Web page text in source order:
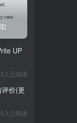
UP
人已阅读
价(更
人已阅读